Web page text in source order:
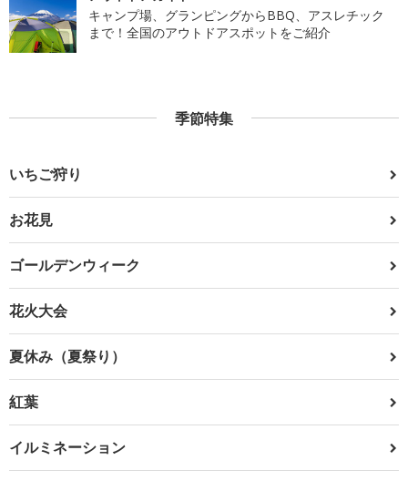
キャンプ場、グランピングからBBQ、アスレチック
まで！全国のアウトドアスポットをご紹介
季節特集
いちご狩り
お花見
ゴールデンウィーク
花火大会
夏休み（夏祭り）
紅葉
イルミネーション